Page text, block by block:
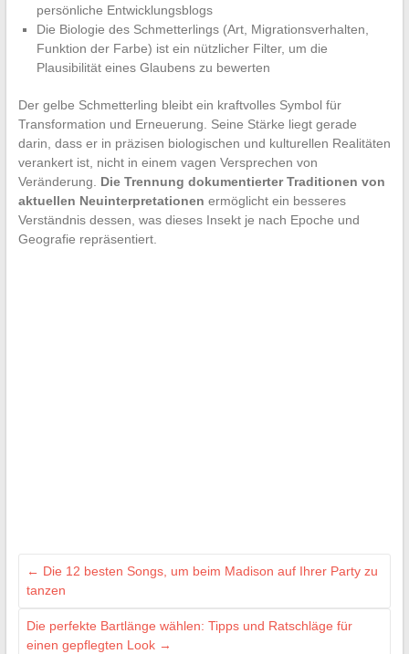
persönliche Entwicklungsblogs
Die Biologie des Schmetterlings (Art, Migrationsverhalten,
Funktion der Farbe) ist ein nützlicher Filter, um die
Plausibilität eines Glaubens zu bewerten
Der gelbe Schmetterling bleibt ein kraftvolles Symbol für
Transformation und Erneuerung. Seine Stärke liegt gerade
darin, dass er in präzisen biologischen und kulturellen Realitäten
verankert ist, nicht in einem vagen Versprechen von
Veränderung. Die Trennung dokumentierter Traditionen von
aktuellen Neuinterpretationen ermöglicht ein besseres
Verständnis dessen, was dieses Insekt je nach Epoche und
Geografie repräsentiert.
← Die 12 besten Songs, um beim Madison auf Ihrer Party zu
tanzen
Die perfekte Bartlänge wählen: Tipps und Ratschläge für
einen gepflegten Look →